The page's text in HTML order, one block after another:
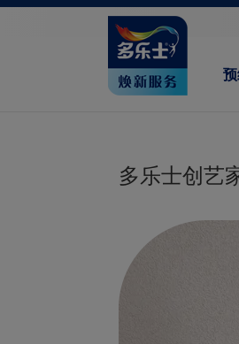
多乐士创艺